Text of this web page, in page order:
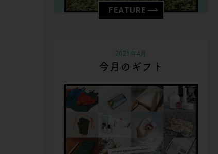
FEATURE
2021年4月
今月のギフト